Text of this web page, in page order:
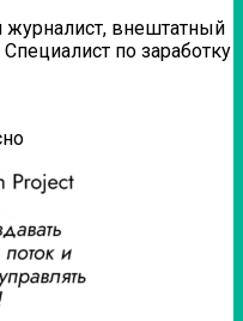
журналист, внештатный
по заработку